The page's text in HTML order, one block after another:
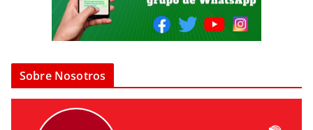
Sobre Nosotros